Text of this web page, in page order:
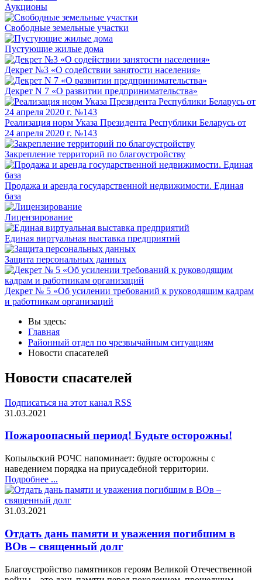
Аукционы
Свободные земельные участки
Пустующие жилые дома
Декрет №3 «О содействии занятости населения»
Декрет N 7 «О развитии предпринимательства»
Реализация норм Указа Президента Республики Беларусь от
24 апреля 2020 г. №143
Закрепление территорий по благоустройству
Продажа и аренда государственной недвижимости. Единая
база
Лицензирование
Единая виртуальная выставка предприятий
Защита персональных данных
Декрет № 5 «Об усилении требований к руководящим кадрам
и работникам организаций
Вы здесь:
Главная
Районный отдел по чрезвычайным ситуациям
Новости спасателей
Новости спасателей
Подписаться на этот канал RSS
31.03.2021
Пожароопасный период! Будьте осторожны!
Копыльский РОЧС напоминает: будьте осторожны с
наведением порядка на приусадебной территории.
Подробнее ...
31.03.2021
Отдать дань памяти и уважения погибшим в
ВОв – священный долг
Благоустройство памятников героям Великой Отечественной